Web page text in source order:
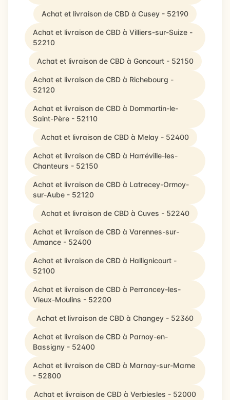
Achat et livraison de CBD à Cusey - 52190
Achat et livraison de CBD à Villiers-sur-Suize -
52210
Achat et livraison de CBD à Goncourt - 52150
Achat et livraison de CBD à Richebourg -
52120
Achat et livraison de CBD à Dommartin-le-
Saint-Père - 52110
Achat et livraison de CBD à Melay - 52400
Achat et livraison de CBD à Harréville-les-
Chanteurs - 52150
Achat et livraison de CBD à Latrecey-Ormoy-
sur-Aube - 52120
Achat et livraison de CBD à Cuves - 52240
Achat et livraison de CBD à Varennes-sur-
Amance - 52400
Achat et livraison de CBD à Hallignicourt -
52100
Achat et livraison de CBD à Perrancey-les-
Vieux-Moulins - 52200
Achat et livraison de CBD à Changey - 52360
Achat et livraison de CBD à Parnoy-en-
Bassigny - 52400
Achat et livraison de CBD à Marnay-sur-Marne
- 52800
Achat et livraison de CBD à Verbiesles - 52000